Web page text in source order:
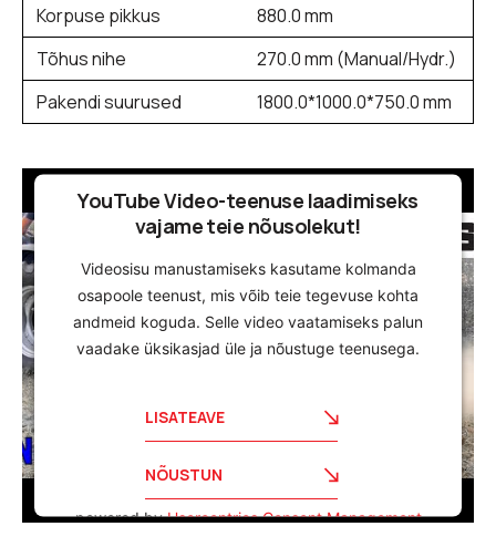
Korpuse pikkus
880.0 mm
Tõhus nihe
270.0 mm (Manual/Hydr.)
Pakendi suurused
1800.0*1000.0*750.0 mm
YouTube Video-teenuse laadimiseks
vajame teie nõusolekut!
Videosisu manustamiseks kasutame kolmanda
osapoole teenust, mis võib teie tegevuse kohta
andmeid koguda. Selle video vaatamiseks palun
vaadake üksikasjad üle ja nõustuge teenusega.
LISATEAVE
NÕUSTUN
powered byUsercentrics Consent Management